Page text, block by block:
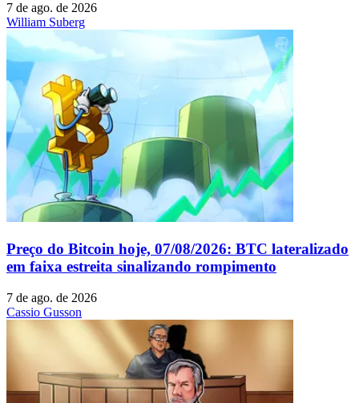
7 de ago. de 2026
William Suberg
Preço do Bitcoin hoje, 07/08/2026: BTC lateralizado
em faixa estreita sinalizando rompimento
7 de ago. de 2026
Cassio Gusson